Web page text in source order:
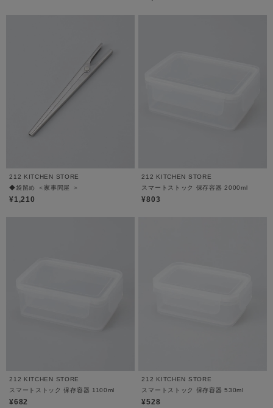
212 KITCHEN STORE
◆袋留め ＜家事問屋 ＞
¥1,210
212 KITCHEN STORE
スマートストック 保存容器 2000ml
¥803
212 KITCHEN STORE
スマートストック 保存容器 1100ml
¥682
212 KITCHEN STORE
スマートストック 保存容器 530ml
¥528